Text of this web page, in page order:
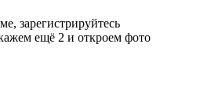
зарегистрируйтесь
ещё 2 и откроем фото